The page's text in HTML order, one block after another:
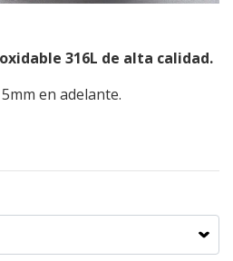
316L de alta calidad.
en adelante.